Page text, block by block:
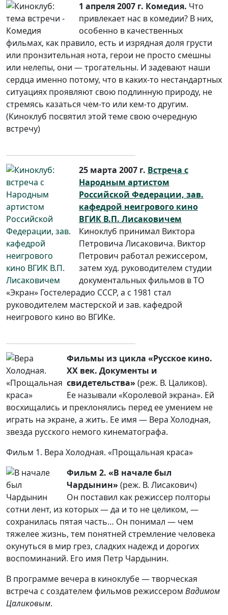
1 апреля 2007 г. Комедия. Что
привлекает нас в комедии? В них,
особенно в качественных
фильмах, как правило, есть и изрядная доля грусти
или пронзительная нота, герои не просто смешны
или нелепы, они — трогательны. И задевают наши
сердца именно потому, что в каких-то нестандартных
ситуациях проявляют свою подлинную природу, не
стремясь казаться чем-то или кем-то другим.
(Киноклуб посвятил этой теме свою очередную
встречу)
25 марта 2007 г. Встреча с
Народным артистом
Российской Федерации, зав.
кафедрой неигрового кино
ВГИК В.П. Лисаковичем
Киноклуб принимал Виктора
Петровича Лисаковича. Виктор
Петрович работал режиссером,
затем худ. руководителем студии
документальных фильмов в ТО
«Экран» Гостелерадио СССР, а с 1981 стал
руководителем мастерской и зав. кафедрой
неигрового кино во ВГИКе.
Фильмы из цикла «Русское кино.
XX век. Документы и
свидетельства» (реж. В. Цаликов).
Ее называли «Королевой экрана». Ей
восхищались и преклонялись перед ее умением не
играть на экране, а жить. Ее имя — Вера Холодная,
звезда русского немого кинематографа.
Фильм 1. Вера Холодная. «Прощальная краса»
Фильм 2. «В начале был
Чардынин» (реж. В. Лисакович)
Он поставил как режиссер полторы
сотни лент, из которых — да и то не целиком, —
сохранилась пятая часть… Он понимал — чем
тяжелее жизнь, тем понятней стремление человека
окунуться в мир грез, сладких надежд и дорогих
воспоминаний. Его имя Петр Чардынин.
В программе вечера в киноклубе — творческая
встреча с создателем фильмов режиссером Вадимом
Цаликовым.